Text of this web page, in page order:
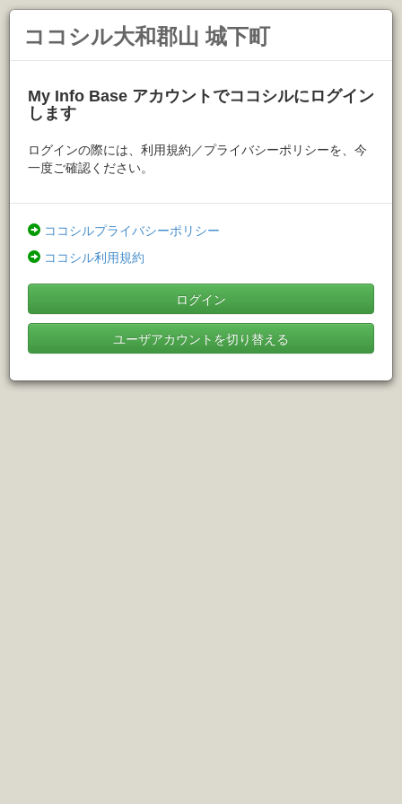
ココシル大和郡山 城下町
My Info Base アカウントでココシルにログイン
します
ログインの際には、利用規約／プライバシーポリシーを、今
一度ご確認ください。
ココシルプライバシーポリシー
ココシル利用規約
ログイン
ユーザアカウントを切り替える